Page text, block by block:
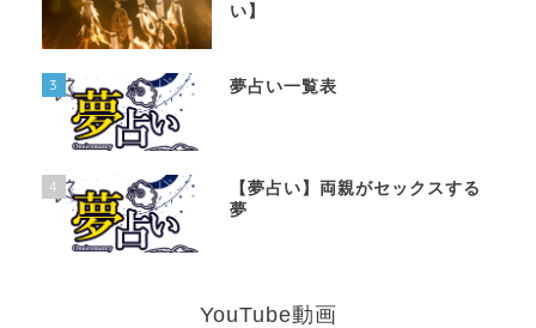
い】
3 夢占い一覧表
4
【夢占い】両親がセックスする
夢
YouTube動画